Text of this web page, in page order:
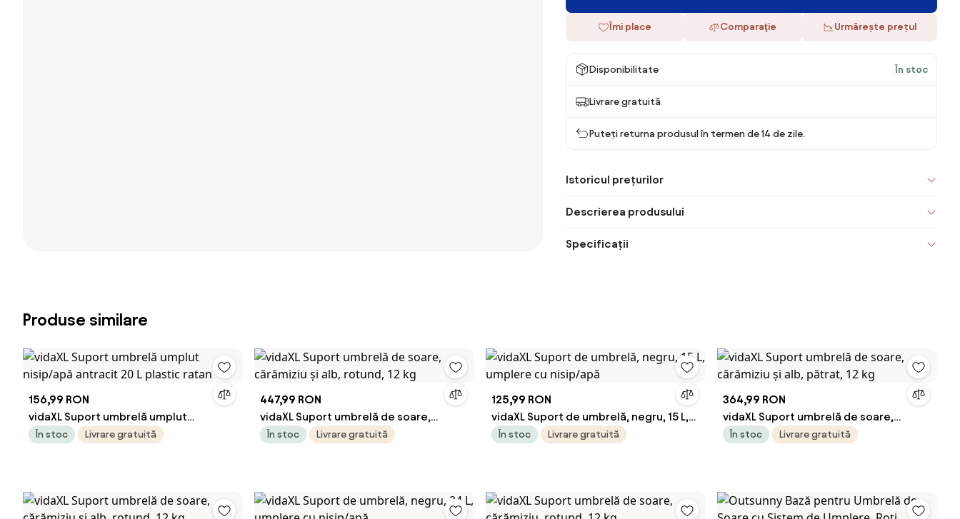
Îmi place Comparaţie Urmărește prețul
Disponibilitate În stoc
Livrare gratuită
Puteți returna produsul în termen de 14 de zile.
Istoricul prețurilor
Descrierea produsului
Specificații
Produse similare
156,99 RON
vidaXL Suport umbrelă umplut
nisip/apă antracit 20 L plastic ratan
În stoc Livrare gratuită
447,99 RON
vidaXL Suport umbrelă de soare,
cărămiziu și alb, rotund, 12 kg
În stoc Livrare gratuită
125,99 RON
vidaXL Suport de umbrelă, negru, 15 L,
umplere cu nisip/apă
În stoc Livrare gratuită
364,99 RON
vidaXL Suport umbrelă de soare,
cărămiziu și alb, pătrat, 12 kg
În stoc Livrare gratuită